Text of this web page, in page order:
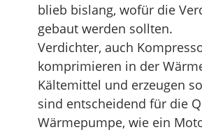
blieb bislang, wofür die
gebaut werden sollten.
Verdichter, auch
komprimieren in der
Kältemittel und erzeugen
sind entscheidend für die
Wärmepumpe, wie ein